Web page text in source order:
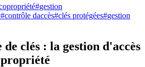
#gestion
#contrôle daccès#clés protégées#gestion
clés : la gestion d'accès